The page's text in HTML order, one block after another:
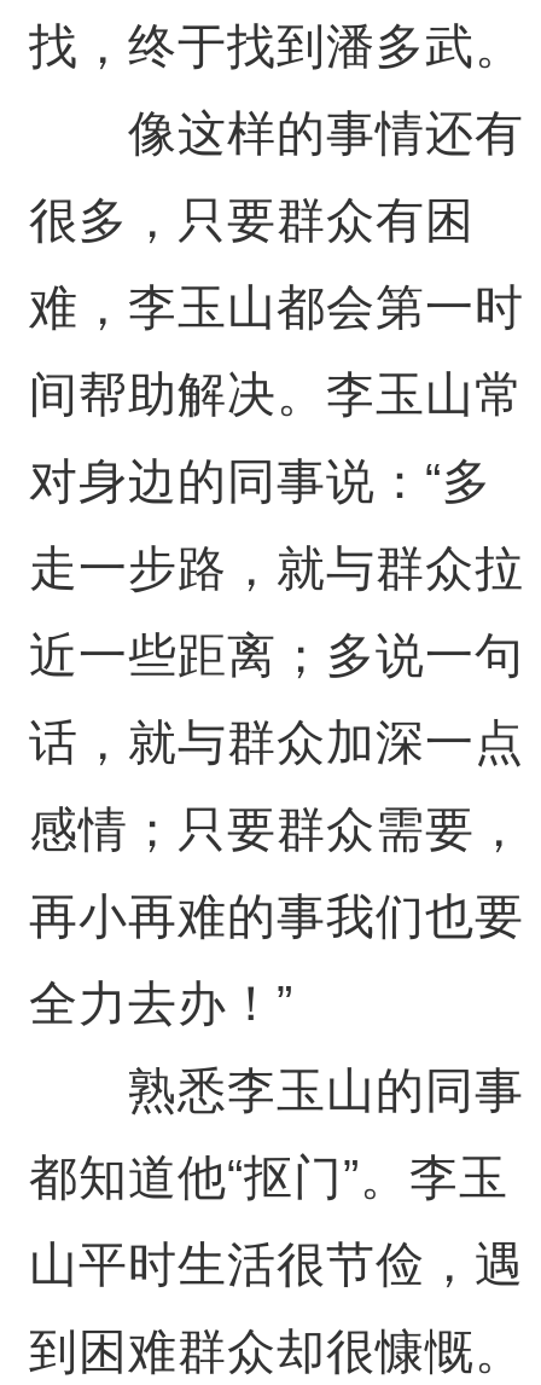
找，终于找到潘多武。
像这样的事情还有
很多，只要群众有困
难，李玉山都会第一时
间帮助解决。李玉山常
对身边的同事说：“多
走一步路，就与群众拉
近一些距离；多说一句
话，就与群众加深一点
感情；只要群众需要，
再小再难的事我们也要
全力去办！”
熟悉李玉山的同事
都知道他“抠门”。李玉
山平时生活很节俭，遇
到困难群众却很慷慨。